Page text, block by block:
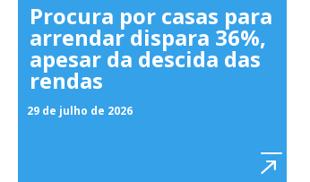
Procura por casas para
arrendar dispara 36%,
apesar da descida das
rendas
29 de julho de 2026